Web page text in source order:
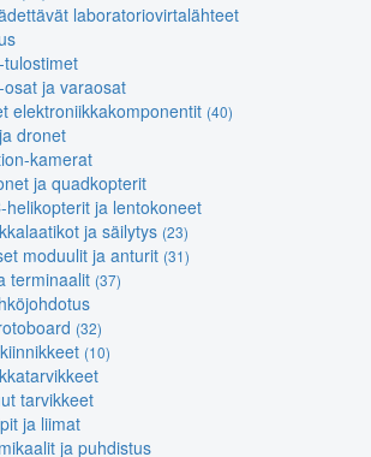
laboratoriovirtalähteet
tulostimet
osat ja varaosat
elektroniikkakomponentit (40)
dronet
kamerat
ja quadkopterit
helikopterit ja lentokoneet
ja säilytys (23)
moduulit ja anturit (31)
terminaalit (37)
(32)
(10)
tarvikkeet
ja liimat
ja puhdistus